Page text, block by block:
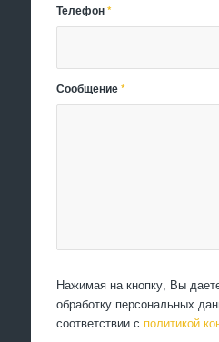
Телефон*
Сообщение*
Нажимая на кнопку, Вы
обработку персональных
соответствии с политикой